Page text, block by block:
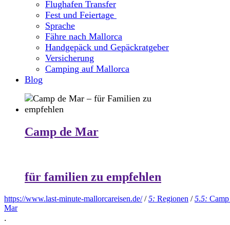
Flughafen Transfer
Fest und Feiertage
Sprache
Fähre nach Mallorca
Handgepäck und Gepäckratgeber
Versicherung
Camping auf Mallorca
Blog
Camp de Mar
für familien zu empfehlen
https://www.last-minute-mallorcareisen.de/ /5: Regionen /5.5:
Mar
.